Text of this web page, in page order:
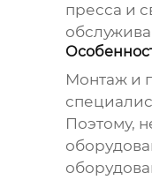
пресса и
Монтаж и
Поэтому,